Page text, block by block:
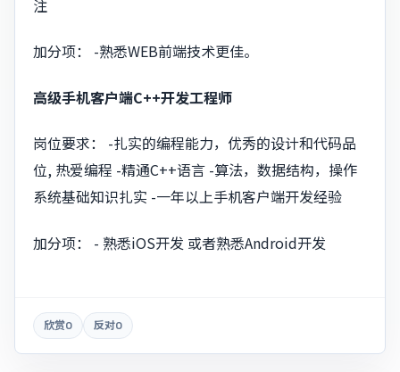
注​
加分项： -熟悉WEB前端技术更佳。
高级手机客户端C++开发工程师
岗位要求： -扎实的编程能力，优秀的设计和代码品
位, 热爱编程 -精通C++语言 -算法，数据结构，操作
系统基础知识扎实 -一年以上手机客户端开发经验
加分项： - 熟悉iOS开发 或者熟悉Android开发
欣赏0 反对0